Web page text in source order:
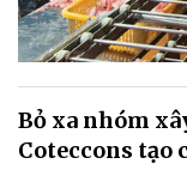
Bỏ xa nhóm
Coteccons tạo